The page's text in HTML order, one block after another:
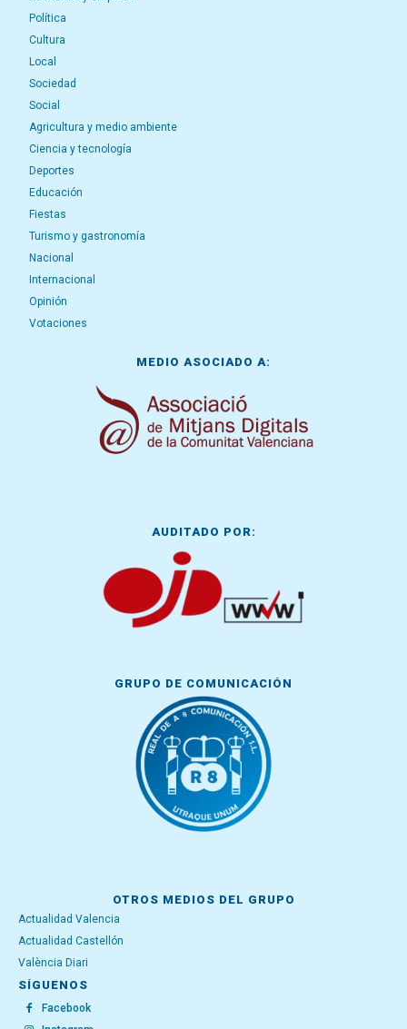
Política
Cultura
Local
Sociedad
Social
Agricultura y medio ambiente
Ciencia y tecnología
Deportes
Educación
Fiestas
Turismo y gastronomía
Nacional
Internacional
Opinión
Votaciones
MEDIO ASOCIADO A:
AUDITADO POR:
GRUPO DE COMUNICACIÓN
OTROS MEDIOS DEL GRUPO
Actualidad Valencia
Actualidad Castellón
València Diari
SÍGUENOS
Facebook